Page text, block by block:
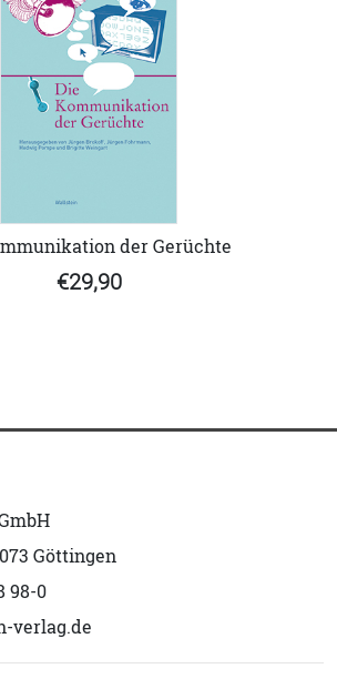
der Gerüchte
€29,90
Göttingen
98-0
verlag.de